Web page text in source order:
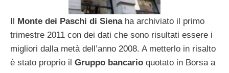
Il Monte dei Paschi di Siena ha archiviato il primo
trimestre 2011 con dei dati che sono risultati essere i
migliori dalla metà dell’anno 2008. A metterlo in risalto
è stato proprio il Gruppo bancario quotato in Borsa a